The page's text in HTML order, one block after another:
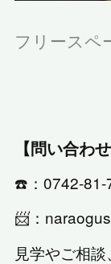
フリースペ
【問い合わ
☎️：0742-81-
📨：
見学やご相